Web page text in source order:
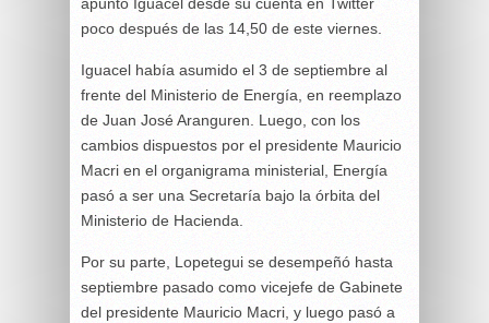
poco después de las 14,50 de este viernes.
Iguacel había asumido el 3 de septiembre al
frente del Ministerio de Energía, en reemplazo
de Juan José Aranguren. Luego, con los
cambios dispuestos por el presidente Mauricio
Macri en el organigrama ministerial, Energía
pasó a ser una Secretaría bajo la órbita del
Ministerio de Hacienda.
Por su parte, Lopetegui se desempeñó hasta
septiembre pasado como vicejefe de Gabinete
del presidente Mauricio Macri, y luego pasó a